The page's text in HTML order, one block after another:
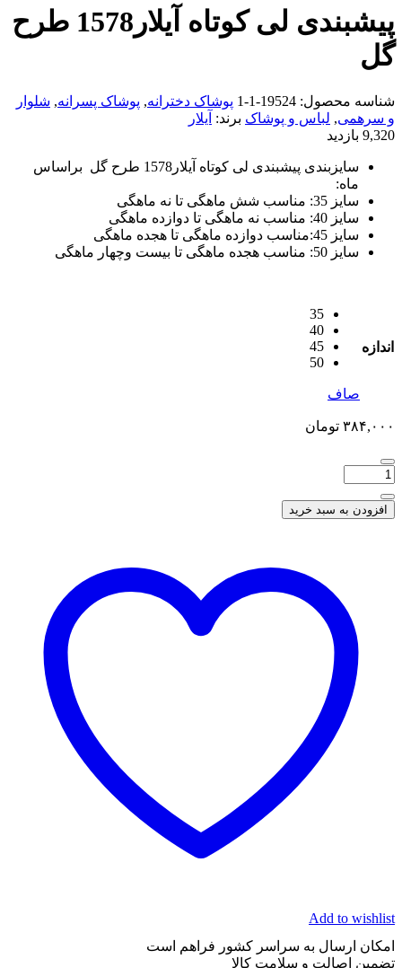
پیشبندی لی کوتاه آیلار1578 طرح
گل
شناسه محصول: 19524-1-1 پوشاک دخترانه, پوشاک پسرانه, شلوار
و سرهمی, لباس و پوشاک برند: آیلار
9,320 بازدید
سایزبندی پیشبندی لی کوتاه آیلار1578 طرح گل براساس
ماه:
سایز 35: مناسب شش ماهگی تا نه ماهگی
سایز 40: مناسب نه ماهگی تا دوازده ماهگی
سایز 45:مناسب دوازده ماهگی تا هجده ماهگی
سایز 50: مناسب هجده ماهگی تا بیست وچهار ماهگی
اندازه
35
40
45
50
صاف
۳۸۴,۰۰۰ تومان
افزودن به سبد خرید
Add to wishlist
امکان ارسال به سراسر کشور فراهم است
تضمین اصالت و سلامت کالا